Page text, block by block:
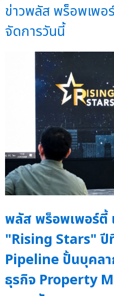
ข่าวพลัส พร็อพเพอ
จัดการวันนี้
พลัส พร็อพเพอร์ตี้
"Rising Stars" ปี
Pipeline ปั้นบุคล
ธุรกิจ Property